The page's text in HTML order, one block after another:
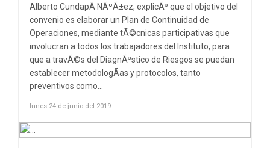
Alberto CundapÃ­ NÃºÃ±ez, explicÃ³ que el objetivo del
convenio es elaborar un Plan de Continuidad de
Operaciones, mediante tÃ©cnicas participativas que
involucran a todos los trabajadores del Instituto, para
que a travÃ©s del DiagnÃ³stico de Riesgos se puedan
establecer metodologÃ­as y protocolos, tanto
preventivos como...
lunes 24 de junio del 2019